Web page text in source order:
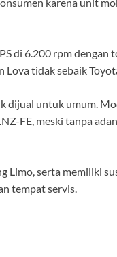
di 6.200 rpm dengan
tidak sebaik
dijual untuk umum.
FE, meski tanpa
serta memiliki
tempat servis.